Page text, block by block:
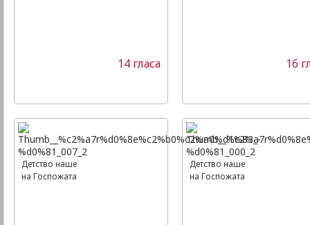
14 гласа 16
Детство наше
на Госпожата
Детство наше
на Госпожата